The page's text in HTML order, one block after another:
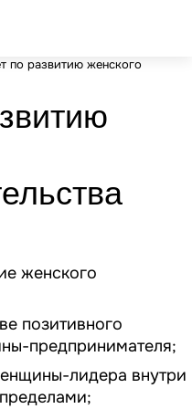
по развитию женского
женского
позитивного
предпринимателя;
лидера внутри